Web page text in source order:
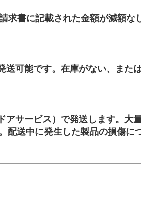
書に記載された金額が減額な
可能です。在庫がない、また
サービス）で発送します。大
送中に発生した製品の損傷に